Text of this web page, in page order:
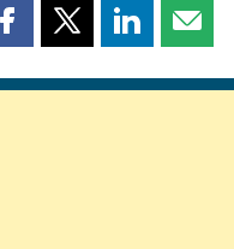
Partager
page
Partager
page
Partager
page page